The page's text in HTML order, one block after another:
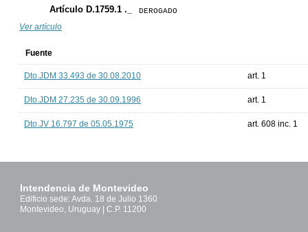
Artículo D.1759.1 ._ DEROGADO
Ver artículo
Fuente
Dto.JDM 33.493 de 30.08.2010 art. 1
Dto.JDM 27.235 de 30.09.1996 art. 1
Dto.JV 16.797 de 05.05.1975 art. 608 inc. 1
Intendencia de Montevideo
Edificio sede: Avda. 18 de Julio 1360
Montevideo, Uruguay | C.P. 11200